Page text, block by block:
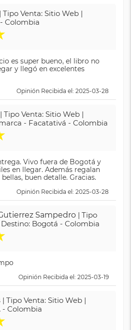
| Tipo Venta: Sitio Web |
Colombia
es super bueno, el libro no
y llegó en excelentes
Opinión Recibida el: 2025-03-28
| Tipo Venta: Sitio Web |
- Facatativá - Colombia
Vivo fuera de Bogotá y
en llegar. Además regalan
buen detalle. Gracias.
Opinión Recibida el: 2025-03-28
Sampedro | Tipo
Bogotá - Colombia
Opinión Recibida el: 2025-03-19
| Tipo Venta: Sitio Web |
- Colombia